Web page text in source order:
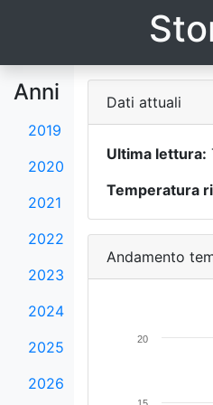
Anni
2019
2020
2021
2022
2023
2024
2025
2026
Dati attuali
Ultima lettura:
Temperatura
Andamento
20